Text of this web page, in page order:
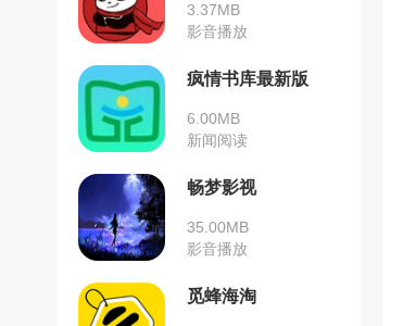
3.37MB
影音播放
疯情书库最新版
6.00MB
新闻阅读
畅梦影视
35.00MB
影音播放
觅蜂海淘